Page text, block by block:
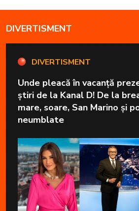
DIVERTISMENT
DIVERTISMENT
Unde pleacă în vacanță
știri de la Kanal D! De la
mare, soare, San Marino și
neumblate